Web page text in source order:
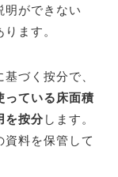
明ができない
ます。
づく按分で、
っている床面積
を按分します。
資料を保管して